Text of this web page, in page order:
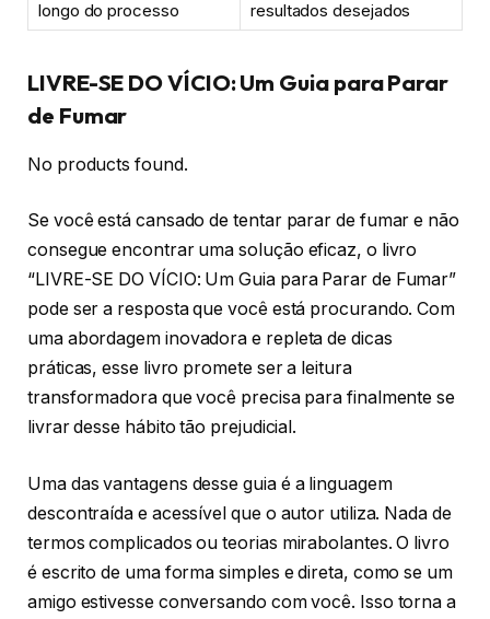
longo do processo
resultados desejados
LIVRE-SE DO VÍCIO: Um Guia para Parar
de Fumar
No products found.
Se você está cansado de tentar parar de fumar e não
consegue encontrar uma solução eficaz, o livro
“LIVRE-SE DO VÍCIO: Um Guia para Parar de Fumar”
pode ser a resposta que você está procurando. Com
uma abordagem inovadora e repleta de dicas
práticas, esse livro promete ser a leitura
transformadora que você precisa para finalmente se
livrar desse hábito tão prejudicial.
Uma das vantagens desse guia é a linguagem
descontraída e acessível que o autor utiliza. Nada de
termos complicados ou teorias mirabolantes. O livro
é escrito de uma forma simples e direta, como se um
amigo estivesse conversando com você. Isso torna a